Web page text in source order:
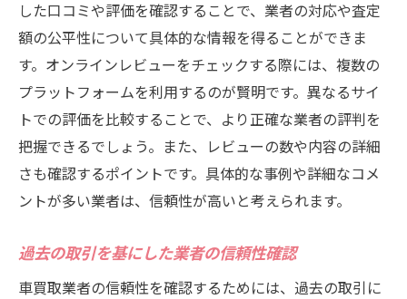
由
対応力で差がつく！市原市での成功例
市原市で車買取を依頼する前に知っておくべき
重要情報
車買取の基礎知識と市原市の市場特性
市原市での車買取に関する法律と規制
買取業者選びの基本ステップ
市原市での買取交渉に役立つ情報
業者とのトラブルを避けるために知ってお
した口コミや評価を確認することで、業者の対応や査定
額の公平性について具体的な情報を得ることができま
す。オンラインレビューをチェックする際には、複数の
プラットフォームを利用するのが賢明です。異なるサイ
トでの評価を比較することで、より正確な業者の評判を
把握できるでしょう。また、レビューの数や内容の詳細
さも確認するポイントです。具体的な事例や詳細なコメ
ントが多い業者は、信頼性が高いと考えられます。
過去の取引を基にした業者の信頼性確認
車買取業者の信頼性を確認するためには、過去の取引に